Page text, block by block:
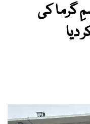
گرما کی
دیا